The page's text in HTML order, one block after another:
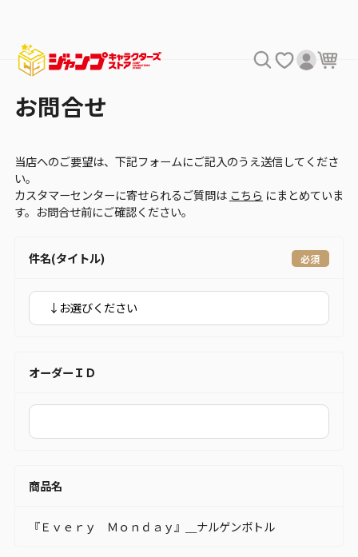
お問合せ
当店へのご要望は、下記フォームにご記入のうえ送信してくださ
い。
カスタマーセンターに寄せられるご質問は こちら にまとめていま
す。お問合せ前にご確認ください。
件名(タイトル)
オーダーＩＤ
商品名
『Ｅｖｅｒｙ Ｍｏｎｄａｙ』＿ナルゲンボトル